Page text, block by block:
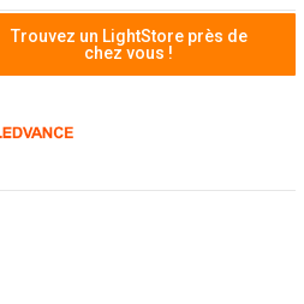
Trouvez un LightStore près de
chez vous !